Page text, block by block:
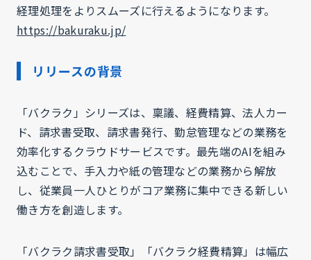
経理処理をよりスムーズに行えるようになります。
https://bakuraku.jp/
リリースの背景
「バクラク」シリーズは、稟議、経費精算、法人カー
ド、請求書受取、請求書発行、勤怠管理などの業務を
効率化するクラウドサービスです。最先端のAIを組み
込むことで、手入力や紙の管理などの業務から解放
し、従業員一人ひとりがコア業務に集中できる新しい
働き方を創造します。
「バクラク請求書受取」「バクラク経費精算」は幅広